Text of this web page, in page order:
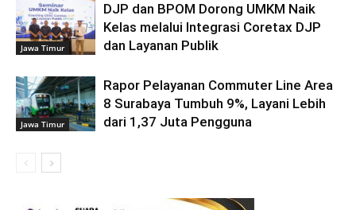
Jawa Timur
DJP dan BPOM Dorong UMKM Naik
Kelas melalui Integrasi Coretax DJP
dan Layanan Publik
Jawa Timur
Rapor Pelayanan Commuter Line Area
8 Surabaya Tumbuh 9%, Layani Lebih
dari 1,37 Juta Pengguna